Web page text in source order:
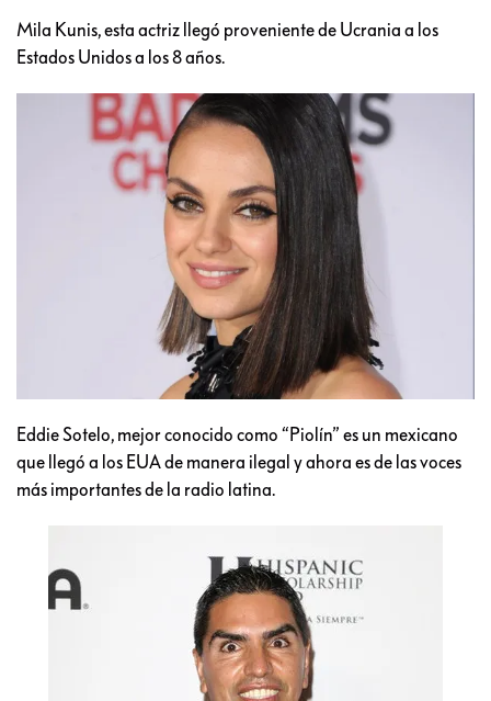
Mila Kunis, esta actriz llegó proveniente de Ucrania a los
Estados Unidos a los 8 años.
Eddie Sotelo, mejor conocido como “Piolín” es un mexicano
que llegó a los EUA de manera ilegal y ahora es de las voces
más importantes de la radio latina.